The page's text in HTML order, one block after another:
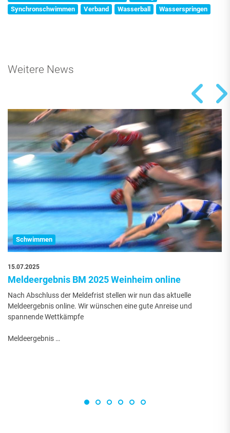
Synchronschwimmen
Verband Wasserball Wasserspringen
Weitere News
Schwimmen
15.07.2025
Meldeergebnis BM 2025 Weinheim online
Nach Abschluss der Meldefrist stellen wir nun das aktuelle
Meldeergebnis online. Wir wünschen eine gute Anreise und
spannende Wettkämpfe
Meldeergebnis …